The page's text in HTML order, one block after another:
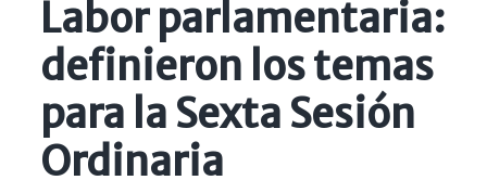
Labor parlamentaria:
definieron los temas
para la Sexta Sesión
Ordinaria